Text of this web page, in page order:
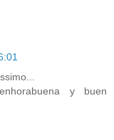
y buen